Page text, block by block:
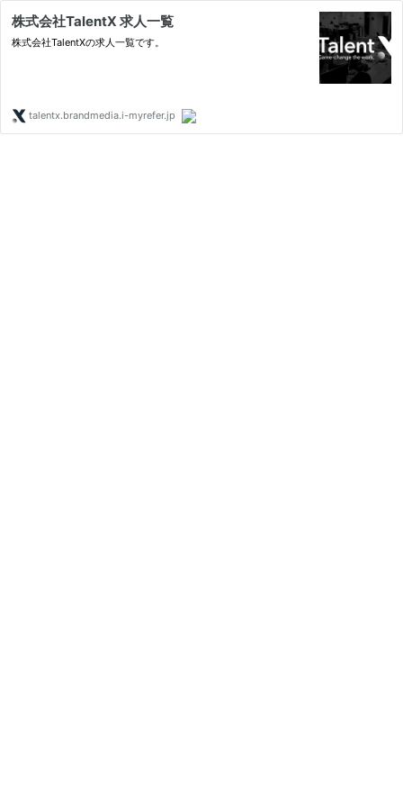
株式会社TalentX 求人一覧
株式会社TalentXの求人一覧です。
talentx.brandmedia.i-myrefer.jp